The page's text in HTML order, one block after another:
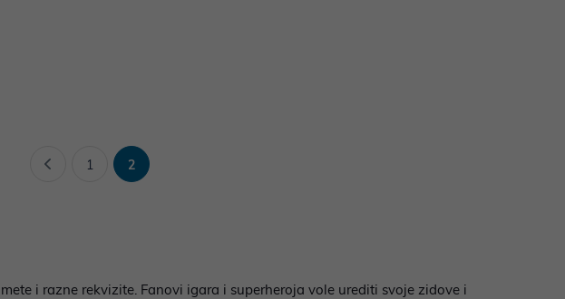
1 2
i razne rekvizite. Fanovi igara i superheroja vole urediti svoje zidove i